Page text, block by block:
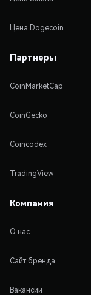
Цена Dogecoin
Партнеры
CoinMarketCap
CoinGecko
Coincodex
TradingView
Компания
О нас
Сайт бренда
Вакансии